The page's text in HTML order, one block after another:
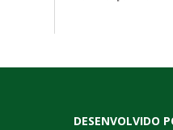
DESENVOLVIDO